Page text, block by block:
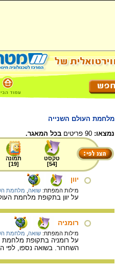
מלחמת העולם השנייה
נמצאו:
בכל המאגר.
טקסט
[
54
]
תמונה
[
19
]
יוון
מילות המפתח: שואה מלחמת
על יוון בתקופת מלחמת
רומניה
מילות המפתח: שואה מלחמת
על רומניה בתקופת מלחמת
השחרור. בשואה נספו, לפי האומדן, כ-420,000 יהודים שישבו